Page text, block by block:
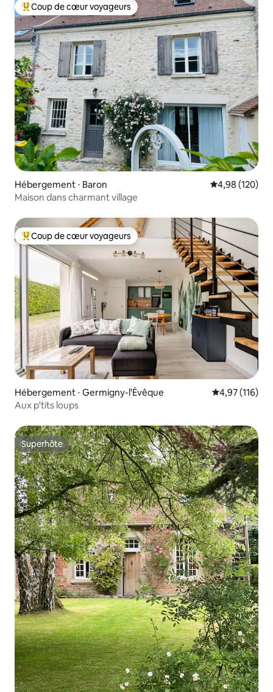
Coups de cœur voyageurs les plus appréciés
Coup de cœur voyageurs
Hébergement ⋅ Baron Évaluation
4,98 (120)
Maison dans charmant village
Coups de cœur voyageurs les plus appréciés
Coup de cœur voyageurs
Hébergement ⋅ Germigny-l'Évêque Évaluation
4,97 (116)
Aux p'tits loups
Superhôte
Superhôte